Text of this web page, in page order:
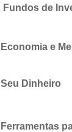
Fundos de
Economia e
Seu Dinheiro
Ferramentas